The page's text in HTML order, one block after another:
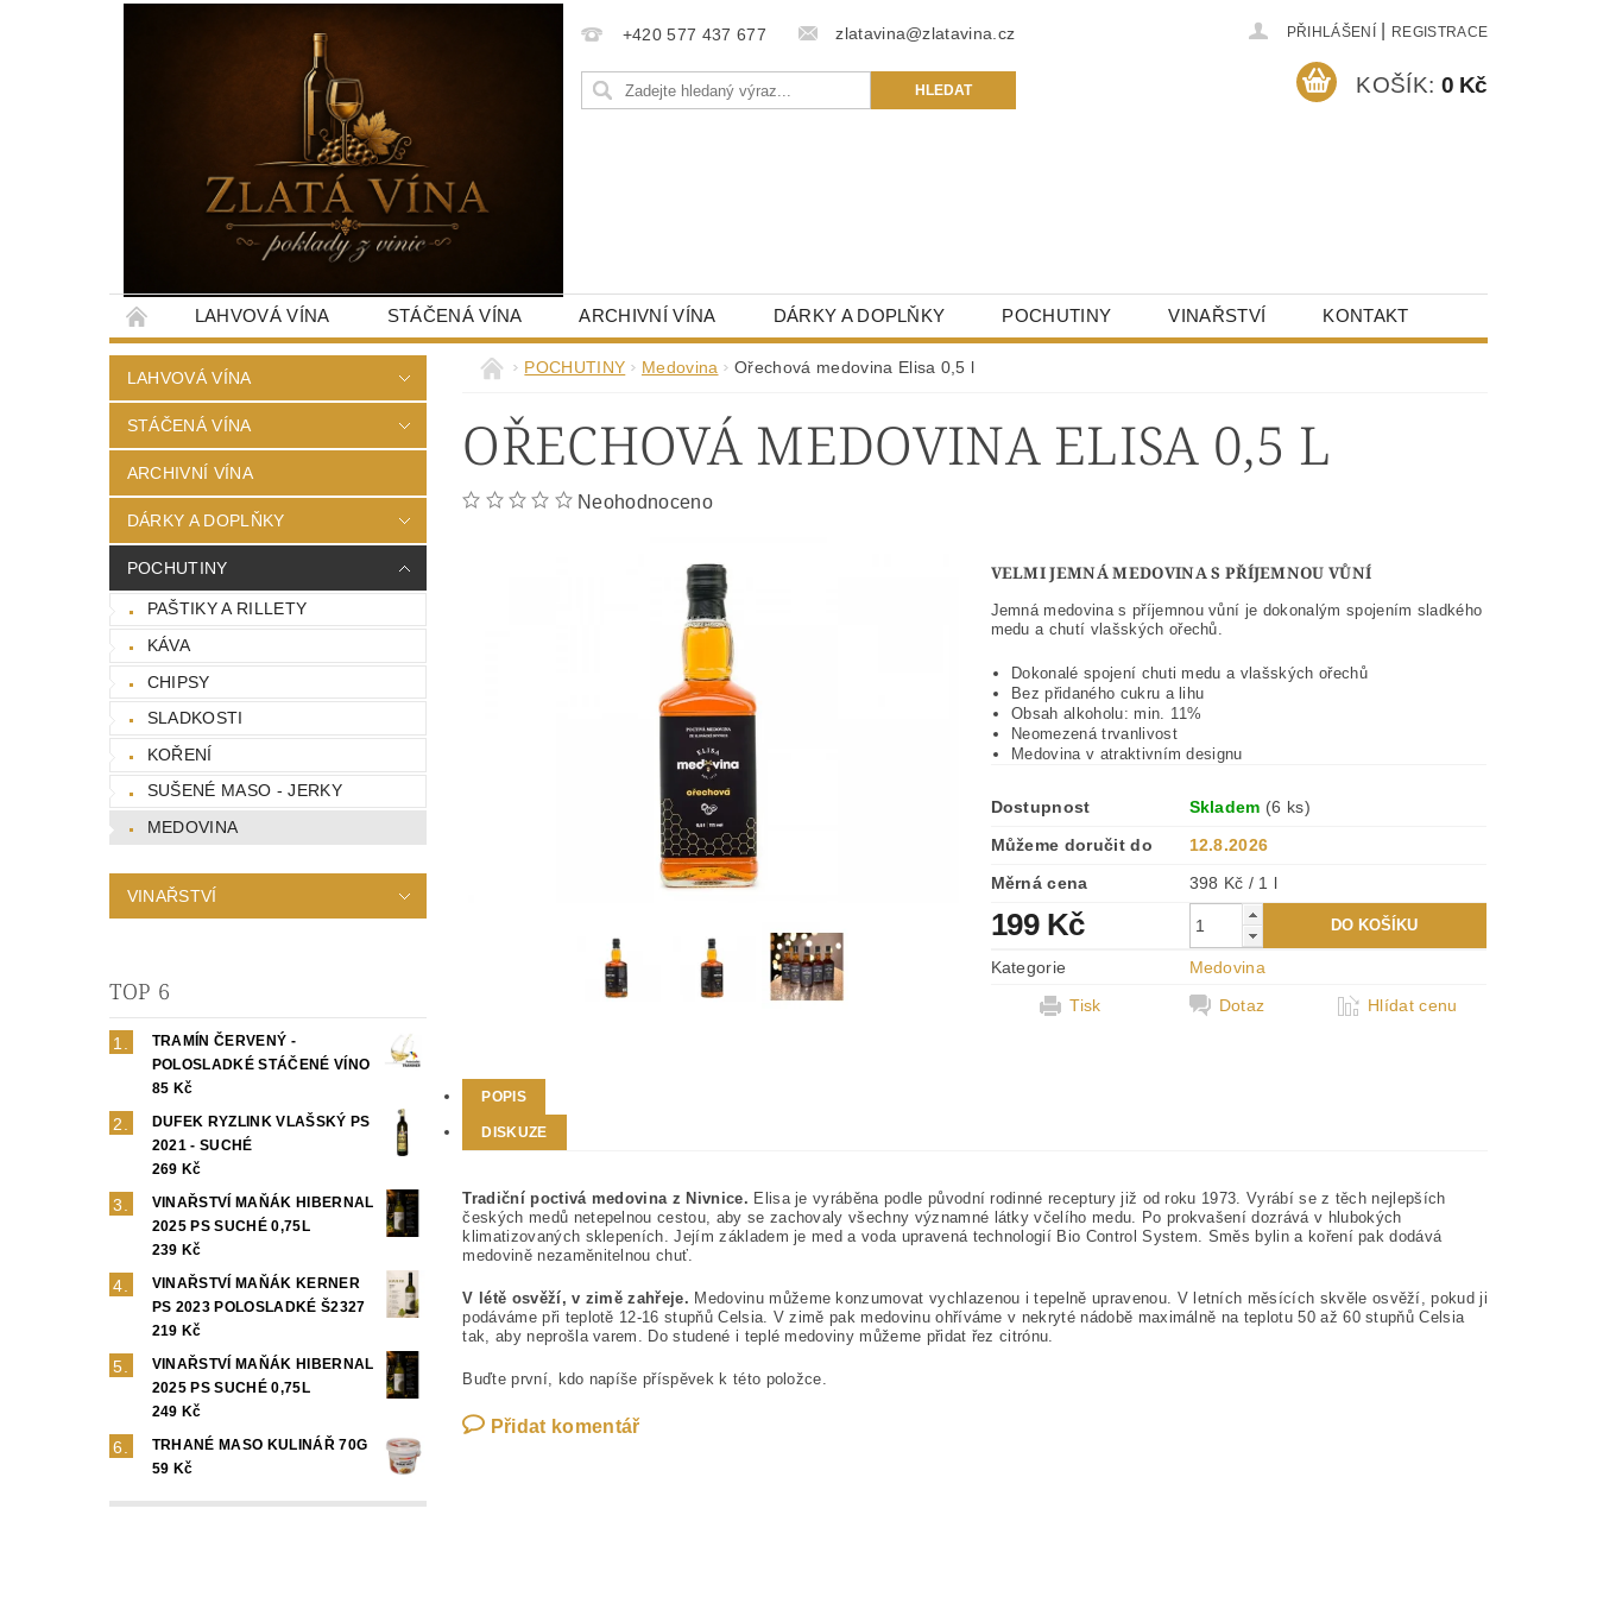
+420 577 437 677 zlatavina@zlatavina.cz PŘIHLÁŠENÍ REGISTRACE
KOŠÍK: 0 Kč
LAHVOVÁ VÍNA STÁČENÁ VÍNA ARCHIVNÍ VÍNA DÁRKY A DOPLŇKY POCHUTINY VINAŘSTVÍ KONTAKT
LAHVOVÁ VÍNA
STÁČENÁ VÍNA
ARCHIVNÍ VÍNA
DÁRKY A DOPLŇKY
POCHUTINY
PAŠTIKY A RILLETY
KÁVA
CHIPSY
SLADKOSTI
KOŘENÍ
SUŠENÉ MASO - JERKY
MEDOVINA
VINAŘSTVÍ
TOP 6
TRAMÍN ČERVENÝ -
POLOSLADKÉ STÁČENÉ VÍNO
85 Kč
DUFEK RYZLINK VLAŠSKÝ PS
2021 - SUCHÉ
269 Kč
VINAŘSTVÍ MAŇÁK HIBERNAL
2025 PS SUCHÉ 0,75L
239 Kč
VINAŘSTVÍ MAŇÁK KERNER
PS 2023 POLOSLADKÉ Š2327
219 Kč
VINAŘSTVÍ MAŇÁK HIBERNAL
2025 PS SUCHÉ 0,75L
249 Kč
TRHANÉ MASO KULINÁŘ 70G
59 Kč
POCHUTINY Medovina Ořechová medovina Elisa 0,5 l
OŘECHOVÁ MEDOVINA ELISA 0,5 L
Neohodnoceno
VELMI JEMNÁ MEDOVINA S PŘÍJEMNOU VŮNÍ
Jemná medovina s příjemnou vůní je dokonalým spojením sladkého
medu a chutí vlašských ořechů.
Dokonalé spojení chuti medu a vlašských ořechů
Bez přidaného cukru a lihu
Obsah alkoholu: min. 11%
Neomezená trvanlivost
Medovina v atraktivním designu
Dostupnost Skladem (6 ks)
Můžeme doručit do
12.8.2026
Měrná cena
398 Kč / 1 l
199 Kč
Kategorie
Medovina
Tisk
Dotaz Hlídat cenu
POPIS
DISKUZE
Tradiční poctivá medovina z Nivnice. Elisa je vyráběna podle původní rodinné receptury již od roku 1973. Vyrábí se z těch nejlepších
českých medů netepelnou cestou, aby se zachovaly všechny významné látky včelího medu. Po prokvašení dozrává v hlubokých
klimatizovaných sklepeních. Jejím základem je med a voda upravená technologií Bio Control System. Směs bylin a koření pak dodává
medovině nezaměnitelnou chuť.
V létě osvěží, v zimě zahřeje. Medovinu můžeme konzumovat vychlazenou i tepelně upravenou. V letních měsících skvěle osvěží, pokud ji
podáváme při teplotě 12-16 stupňů Celsia. V zimě pak medovinu ohříváme v nekryté nádobě maximálně na teplotu 50 až 60 stupňů Celsia
tak, aby neprošla varem. Do studené i teplé medoviny můžeme přidat řez citrónu.
Buďte první, kdo napíše příspěvek k této položce.
Přidat komentář